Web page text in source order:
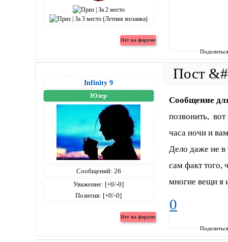
Infinity 9
Юзер
Сообщений: 26
Уважение: [+0/-0]
Позитив: [+0/-0]
Сообщение
позвонить, вот
часа ночи и
Дело даже не в
сам факт того,
многие вещи я
0